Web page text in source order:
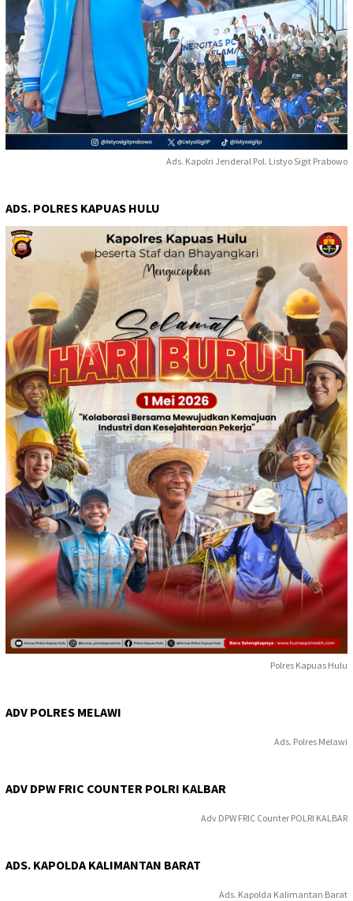
Ads. Kapolri Jenderal Pol. Listyo Sigit Prabowo
ADS. POLRES KAPUAS HULU
Polres Kapuas Hulu
ADV POLRES MELAWI
Ads. Polres Melawi
ADV DPW FRIC COUNTER POLRI KALBAR
Adv DPW FRIC Counter POLRI KALBAR
ADS. KAPOLDA KALIMANTAN BARAT
Ads. Kapolda Kalimantan Barat